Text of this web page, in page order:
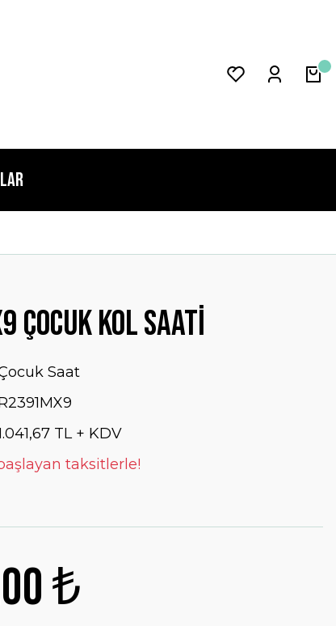
Çocuk Kol Saati
Saat
TL + KDV
taksitlerle!
₺